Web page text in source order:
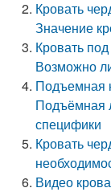
Кровать
Значение
Кровать
Возможно
Подъемная
Подъёмная
специфики
Кровать
Видео